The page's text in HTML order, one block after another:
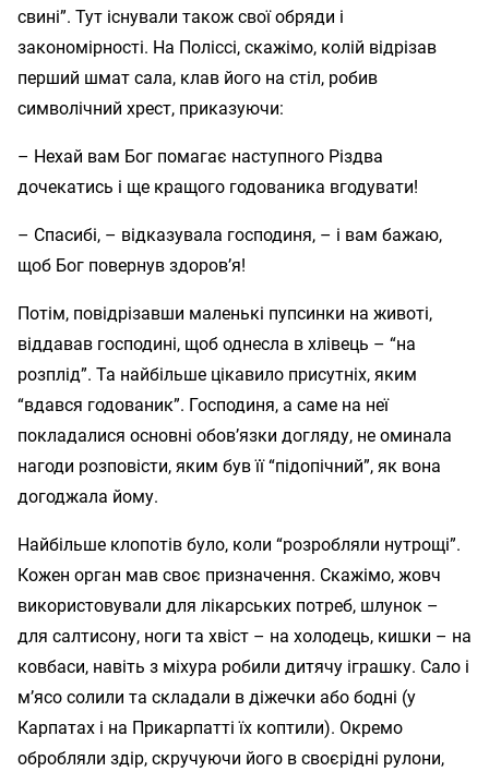
свині”. Тут існували також свої обряди і
закономірності. На Поліссі, скажімо, колій відрізав
перший шмат сала, клав його на стіл, робив
символічний хрест, приказуючи:
– Нехай вам Бог помагає наступного Різдва
дочекатись і ще кращого годованика вгодувати!
– Спасибі, – відказувала господиня, – і вам бажаю,
щоб Бог повернув здоров’я!
Потім, повідрізавши маленькі пупсинки на животі,
віддавав господині, щоб однесла в хлівець – “на
розплід”. Та найбільше цікавило присутніх, яким
“вдався годованик”. Господиня, а саме на неї
покладалися основні обов’язки догляду, не оминала
нагоди розповісти, яким був її “підопічний”, як вона
догоджала йому.
Найбільше клопотів було, коли “розробляли нутрощі”.
Кожен орган мав своє призначення. Скажімо, жовч
використовували для лікарських потреб, шлунок –
для салтисону, ноги та хвіст – на холодець, кишки – на
ковбаси, навіть з міхура робили дитячу іграшку. Сало і
м’ясо солили та складали в діжечки або бодні (у
Карпатах і на Прикарпатті їх коптили). Окремо
обробляли здір, скручуючи його в своєрідні рулони,